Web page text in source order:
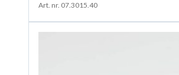
Art. nr. 07.3015.40